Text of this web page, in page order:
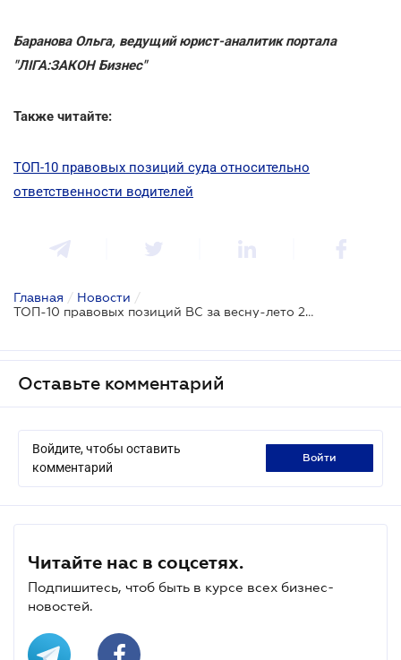
Баранова Ольга, ведущий юрист-аналитик портала
"ЛІГА:ЗАКОН Бизнес"
Также читайте:
ТОП-10 правовых позиций суда относительно
ответственности водителей
Главная / Новости /
ТОП-10 правовых позиций ВС за весну-лето 2020 года для автомобилистов
Оставьте комментарий
Войдите, чтобы оставить
комментарий
войти
Читайте нас в соцсетях.
Подпишитесь, чтоб быть в курсе всех бизнес-
новостей.